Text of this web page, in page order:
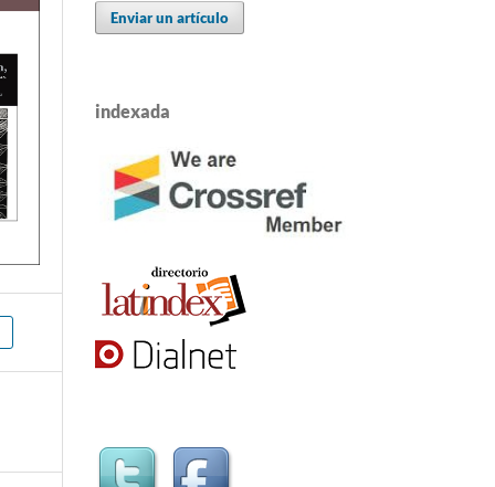
Enviar un artículo
indexada